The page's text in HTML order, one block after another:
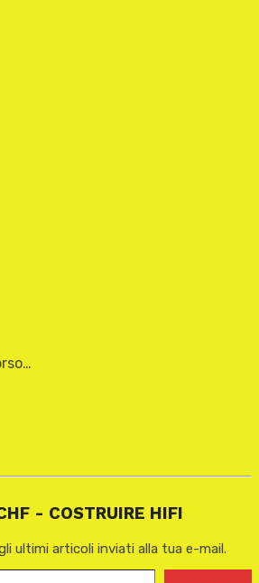
- COSTRUIRE HIFI
ultimi articoli inviati alla tua e-mail.